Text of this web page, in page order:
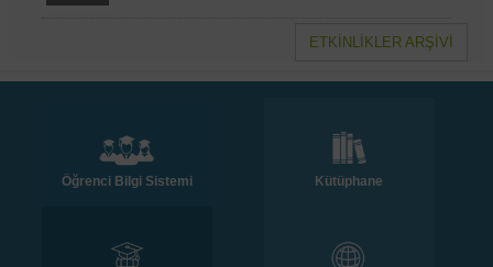
ETKİNLİKLER ARŞİVİ
Öğrenci Bilgi Sistemi Kütüphane